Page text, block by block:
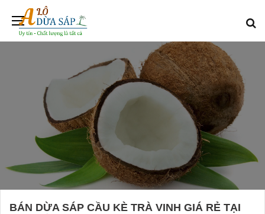
BÁN DỪA SÁP CẦU KÈ TRÀ VINH GIÁ RẺ TẠI